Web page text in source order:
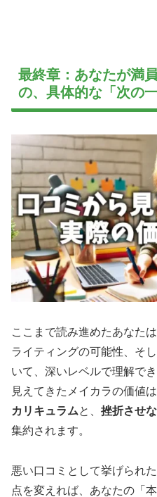
最終章：あなたが満
の、具体的な「次の一
ここまで読み進めたあなた
ライティングの可能性、そ
いて、深いレベルで理解で
見えてきたメイカラの価値は
カリキュラムと、 挫折させ
集約されます。
悪い口コミとして挙げられ
点を変えれば、あなたの「